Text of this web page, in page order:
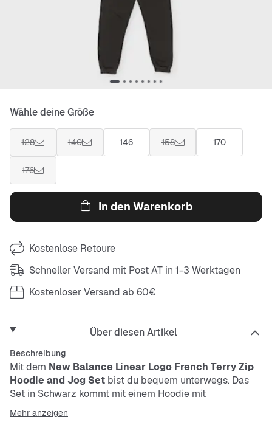
Wähle deine Größe
128 140 146 158 170
176
In den Warenkorb
Kostenlose Retoure
Schneller Versand mit Post AT in 1-3 Werktagen
Kostenloser Versand ab 60€
Über diesen Artikel
Beschreibung
Mit dem New Balance Linear Logo French Terry Zip
Hoodie and Jog Set bist du bequem unterwegs. Das
Set in Schwarz kommt mit einem Hoodie mit
Reißverschluss und Jogginghose mit Kordelzug. Der
Regular Fit sorgt für eine entspannte Passform, während
Mehr anzeigen